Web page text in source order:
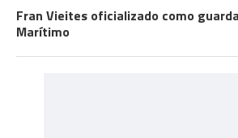
Fran Vieites oficializado como
Marítimo